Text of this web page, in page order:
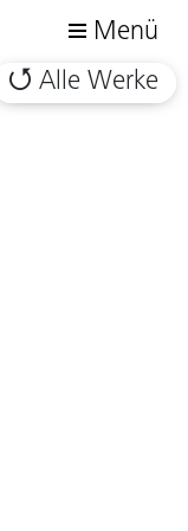
Menü
Alle Werke